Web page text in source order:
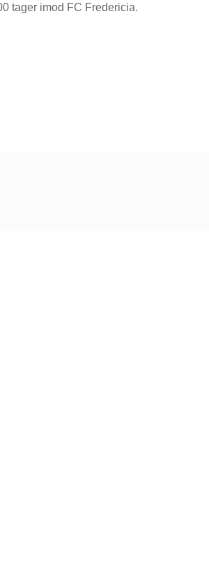
tager imod FC Fredericia.